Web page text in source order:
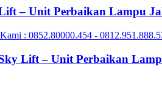
– Unit Perbaikan Lampu
Lift – Unit Perbaikan